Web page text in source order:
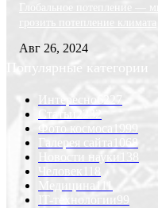
Глобальное потепление —
грозить потепление климата
Авг 26, 2024
Популярные категории
Интересно
6227
Статьи
Фото космоса
1999
Галерея сайта
1068
Новости науки
Человек
118
Медицина
IT-технологии99